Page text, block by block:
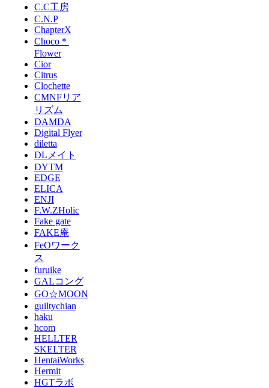
C.C工房
C.N.P
ChapterX
Choco＊
Flower
Cior
Citrus
Clochette
CMNFリア
リズム
DAMDA
Digital Flyer
diletta
DLメイト
DYTM
EDGE
ELICA
ENJI
F.W.ZHolic
Fake gate
FAKE庵
FeOワーク
ス
furuike
GALコング
GO☆MOON
guiltychian
haku
hcom
HELLTER
SKELTER
HentaiWorks
Hermit
HGTラボ